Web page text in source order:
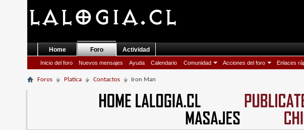
Home Foro
Inicio del foro Nuevos mensajes Ayuda Calendario Comunidad Acciones del foro Enlaces
Actividad
Foros Platica Contactos Iron Man